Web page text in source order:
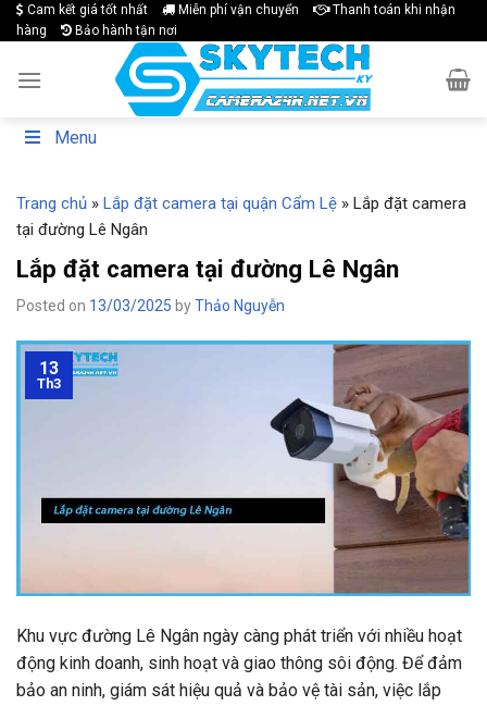
Skip
to
Cam kết giá tốt nhất Miễn phí vận chuyển
Thanh toán khi nhận
hàng
Bảo hành tận nơi
Menu
Trang chủ » Lắp đặt camera tại quận Cẩm Lệ » Lắp đặt camera
tại đường Lê Ngân
Lắp đặt camera tại đường Lê Ngân
Posted on 13/03/2025 byThảo Nguyễn
13
Th3
Khu vực đường Lê Ngân ngày càng phát triển với nhiều hoạt
động kinh doanh, sinh hoạt và giao thông sôi động. Để đảm
bảo an ninh, giám sát hiệu quả và bảo vệ tài sản, việc lắp